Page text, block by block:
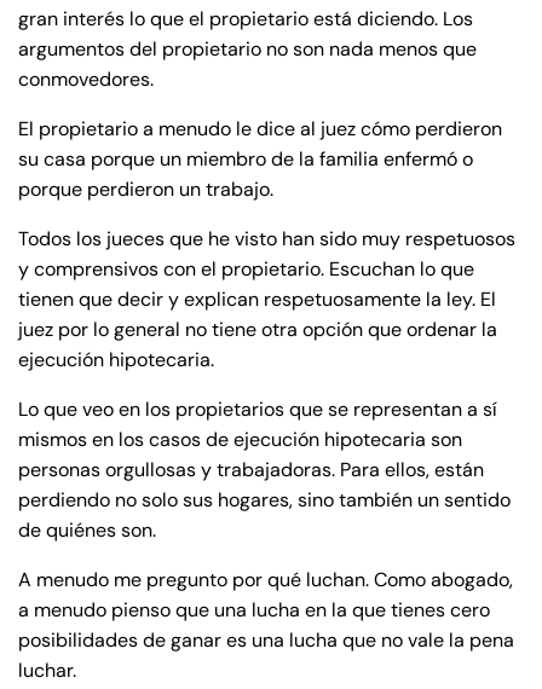
gran interés lo que el propietario está diciendo. Los
argumentos del propietario no son nada menos que
conmovedores.
El propietario a menudo le dice al juez cómo perdieron
su casa porque un miembro de la familia enfermó o
porque perdieron un trabajo.
Todos los jueces que he visto han sido muy respetuosos
y comprensivos con el propietario. Escuchan lo que
tienen que decir y explican respetuosamente la ley. El
juez por lo general no tiene otra opción que ordenar la
ejecución hipotecaria.
Lo que veo en los propietarios que se representan a sí
mismos en los casos de ejecución hipotecaria son
personas orgullosas y trabajadoras. Para ellos, están
perdiendo no solo sus hogares, sino también un sentido
de quiénes son.
A menudo me pregunto por qué luchan. Como abogado,
a menudo pienso que una lucha en la que tienes cero
posibilidades de ganar es una lucha que no vale la pena
luchar.